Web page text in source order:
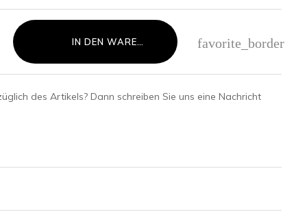
IN DEN WARENKORB LEGENfavorite_border
des Artikels? Dann schreiben Sie uns eine Nachricht